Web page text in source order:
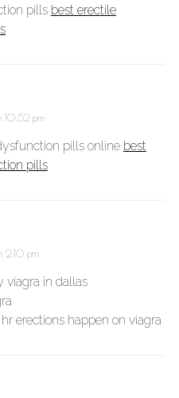
pills best erectile
10:52 pm
pills online best
pills
2:10 pm
viagra in dallas
erections happen on viagra